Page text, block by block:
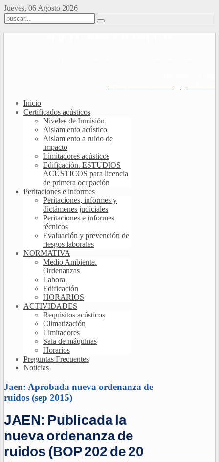
Jueves, 06 Agosto 2026
Inicio
Certificados acústicos
Niveles de Inmisión
Aislamiento acústico
Aislamiento a ruido de
impacto
Limitadores acústicos
Edificación. ESTUDIOS
ACÚSTICOS para licencia
de primera ocupación
Peritaciones e informes
Peritaciones, informes y
dictámenes judiciales
Peritaciones e informes
técnicos
Evaluación y prevención de
riesgos laborales
NORMATIVA
Medio Ambiente.
Ordenanzas
Laboral
Edificación
HORARIOS
ACTIVIDADES
Requisitos acústicos
Climatización
Limitadores
Sala de máquinas
Horarios
Preguntas Frecuentes
Noticias
Jaen: Aprobada nueva ordenanza de
ruidos (sep 2015)
JAEN: Publicada la
nueva ordenanza de
ruidos (BOP 202 de 20